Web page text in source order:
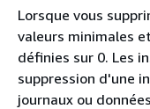
Lorsque vous
valeurs minimales
définies sur 0. Les
suppression d'une
journaux ou